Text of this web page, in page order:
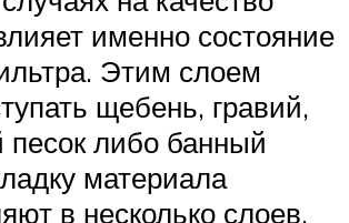
именно состояние
Этим слоем
щебень, гравий,
песок либо банный
материала
в несколько слоев.